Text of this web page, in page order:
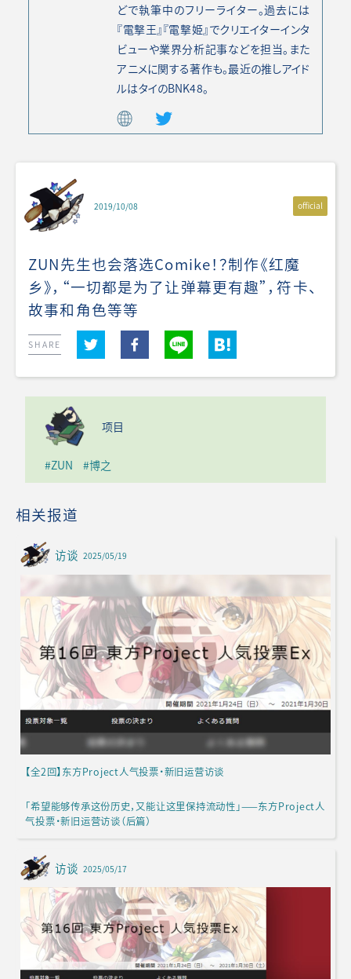
どで執筆中のフリーライター。過去には
『電撃王』『電撃姫』でクリエイターインタ
ビューや業界分析記事などを担当。また
アニメに関する著作も。最近の推しアイド
ルはタイのBNK48。
2019/10/08 official
ZUN先生也会落选Comike！？制作《红魔
乡》，“一切都是为了让弹幕更有趣”，符卡、
故事和角色等等
SHARE
项目
#ZUN #博之
相关报道
访谈 2025/05/19
【全2回】东方Project人气投票·新旧运营访谈
「希望能够传承这份历史，又能让这里保持流动性」——东方Project人
气投票·新旧运营访谈（后篇）
访谈 2025/05/17